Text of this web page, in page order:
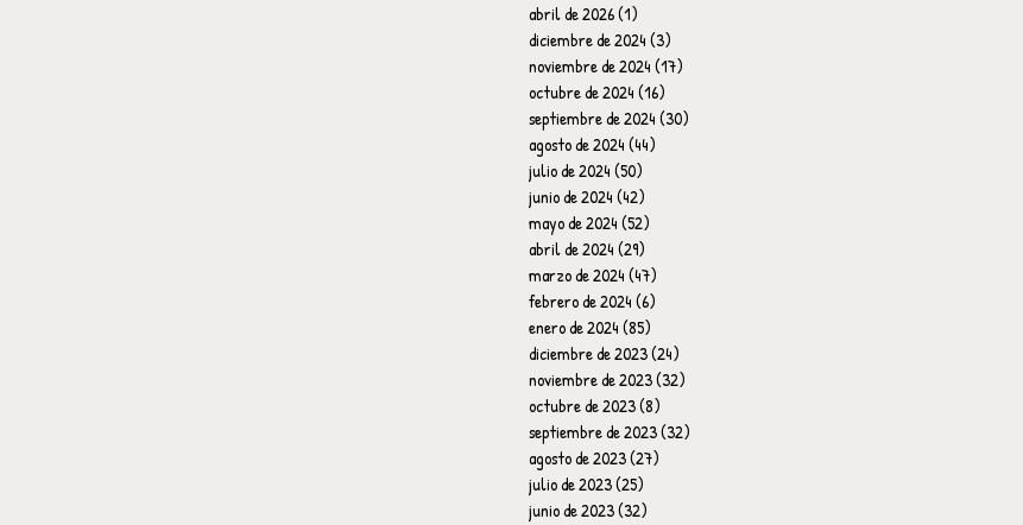
abril de 2026(1)
diciembre de 2024(3)
noviembre de 2024(17)
octubre de 2024(16)
septiembre de 2024(30)
agosto de 2024(44)
julio de 2024(50)
junio de 2024(42)
mayo de 2024(52)
abril de 2024(29)
marzo de 2024(47)
febrero de 2024(6)
enero de 2024(85)
diciembre de 2023(24)
noviembre de 2023(32)
octubre de 2023(8)
septiembre de 2023(32)
agosto de 2023(27)
julio de 2023(25)
junio de 2023(32)